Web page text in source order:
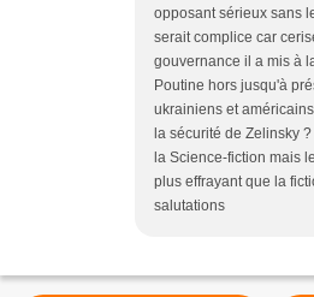
opposant sérieux sans
serait complice car
gouvernance il a mis à
Poutine hors jusqu'à
ukrainiens et
la sécurité de Zelinsky
la Science-fiction mais
plus effrayant que la
salutations